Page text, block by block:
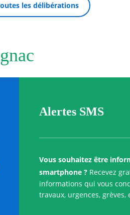
les délibérations
Alertes SMS
Vous souhaitez être
smartphone ? Recevez
informations qui vous
travaux, urgences, grèves,